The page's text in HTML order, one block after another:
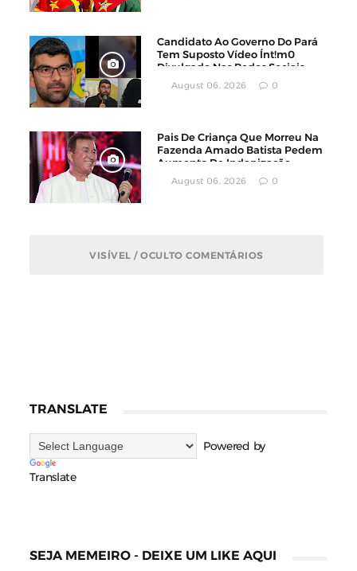
Candidato Ao Governo Do Pará
Tem Suposto Vídeo Ínt!m0
Divulgado Nas Redes Sociais
August 06, 2026 0
Pais De Criança Que Morreu Na
Fazenda Amado Batista Pedem
Aumento De Indenização
August 06, 2026 0
VISÍVEL / OCULTO COMENTÁRIOS
TRANSLATE
Powered by
Translate
SEJA MEMEIRO - DEIXE UM LIKE AQUI